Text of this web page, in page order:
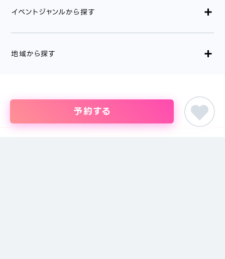
予約する
イベントジャンルから探す
地域から探す
コンテンツ一覧